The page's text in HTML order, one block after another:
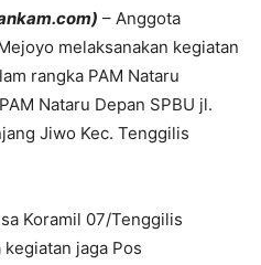
– Anggota
melaksanakan kegiatan
rangka PAM Nataru
Nataru Depan SPBU jl.
Jiwo Kec. Tenggilis
Koramil 07/Tenggilis
jaga Pos